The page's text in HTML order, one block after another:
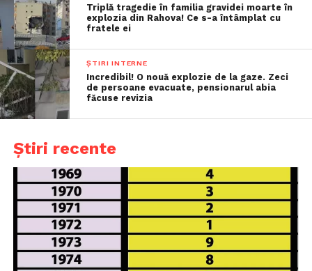
Triplă tragedie în familia gravidei moarte în
explozia din Rahova! Ce s-a întâmplat cu
fratele ei
ȘTIRI INTERNE
Incredibil! O nouă explozie de la gaze. Zeci
de persoane evacuate, pensionarul abia
făcuse revizia
Știri recente